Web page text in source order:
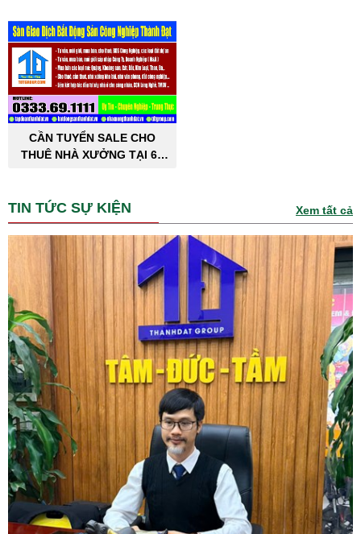
CẦN TUYỂN SALE CHO
THUÊ NHÀ XƯỞNG TẠI 63
TIN TỨC SỰ KIỆN Xem tất cả